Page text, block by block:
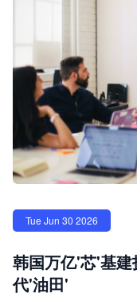
Tue Jun 30 2026
韩国万亿'芯'基
代'油田'